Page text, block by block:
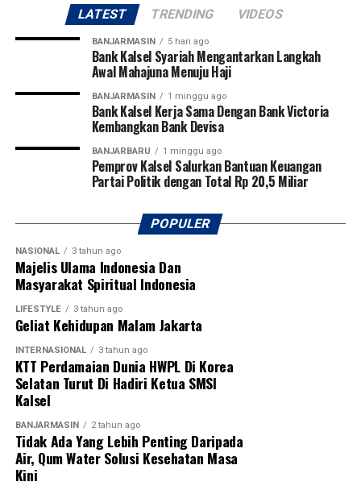
Pangdam juga berharap dari kompetisi perdana tersebut
akan lahir pemain-pemain potensial yang mampu
membawa nama harum Kalimantan Selatan dan
Kalimantan Tengah di tingkat nasional bahkan
internasional.
Pembukaan turnamen semakin meriah dengan laga
perdana yang mempertemukan tim Kabupaten Tapin
melawan Kabupaten Hulu Sungai Utara (HSU). Kegiatan
Kalimantan Selatan, KONI Kalimantan Selatan, serta
berbagai organisasi olahraga lainnya sebagai bentuk
komitmen bersama dalam memajukan sepak bola dan
melahirkan generasi atlet berprestasi di Banua.
[adv/adpim]
Post Views: 20
Sebarkan
Messenger 0 Twitter
LATEST TRENDING VIDEOS
BANJARMASIN 5 hari ago
Bank Kalsel Syariah Mengantarkan Langkah
Awal Mahajuna Menuju Haji
BANJARMASIN 1 minggu ago
Bank Kalsel Kerja Sama Dengan Bank Victoria
Kembangkan Bank Devisa
BANJARBARU 1 minggu ago
Pemprov Kalsel Salurkan Bantuan Keuangan
Partai Politik dengan Total Rp 20,5 Miliar
POPULER
NASIONAL 3 tahun ago
Majelis Ulama Indonesia Dan
Masyarakat Spiritual Indonesia
LIFESTYLE 3 tahun ago
Geliat Kehidupan Malam Jakarta
INTERNASIONAL 3 tahun ago
KTT Perdamaian Dunia HWPL Di Korea
Selatan Turut Di Hadiri Ketua SMSI
Kalsel
BANJARMASIN 2 tahun ago
Tidak Ada Yang Lebih Penting Daripada
Air, Qum Water Solusi Kesehatan Masa
Kini